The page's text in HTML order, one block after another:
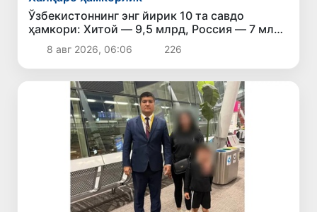
Ўзбекистоннинг энг йирик 10 та савдо
ҳамкори: Хитой — 9,5 млрд, Россия — 7 млрд
доллар
8 авг 2026, 06:06 226